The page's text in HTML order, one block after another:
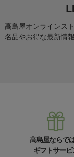
高島屋オンラインス
名品やお得な最新情
高島屋ならで
ギフトサービ